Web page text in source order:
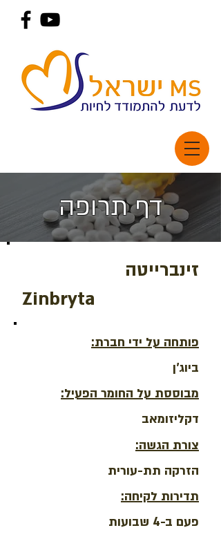
דף תרופה
זינברייטה
Zinbryta
פותחה על ידי חברת:
ביוג'ן
מבוססת על החומר הפעיל:
דקליזומאב
צורת הגשה:
הזרקה תת-עורית
תדירות לקיחה:
פעם ב-4 שבועות